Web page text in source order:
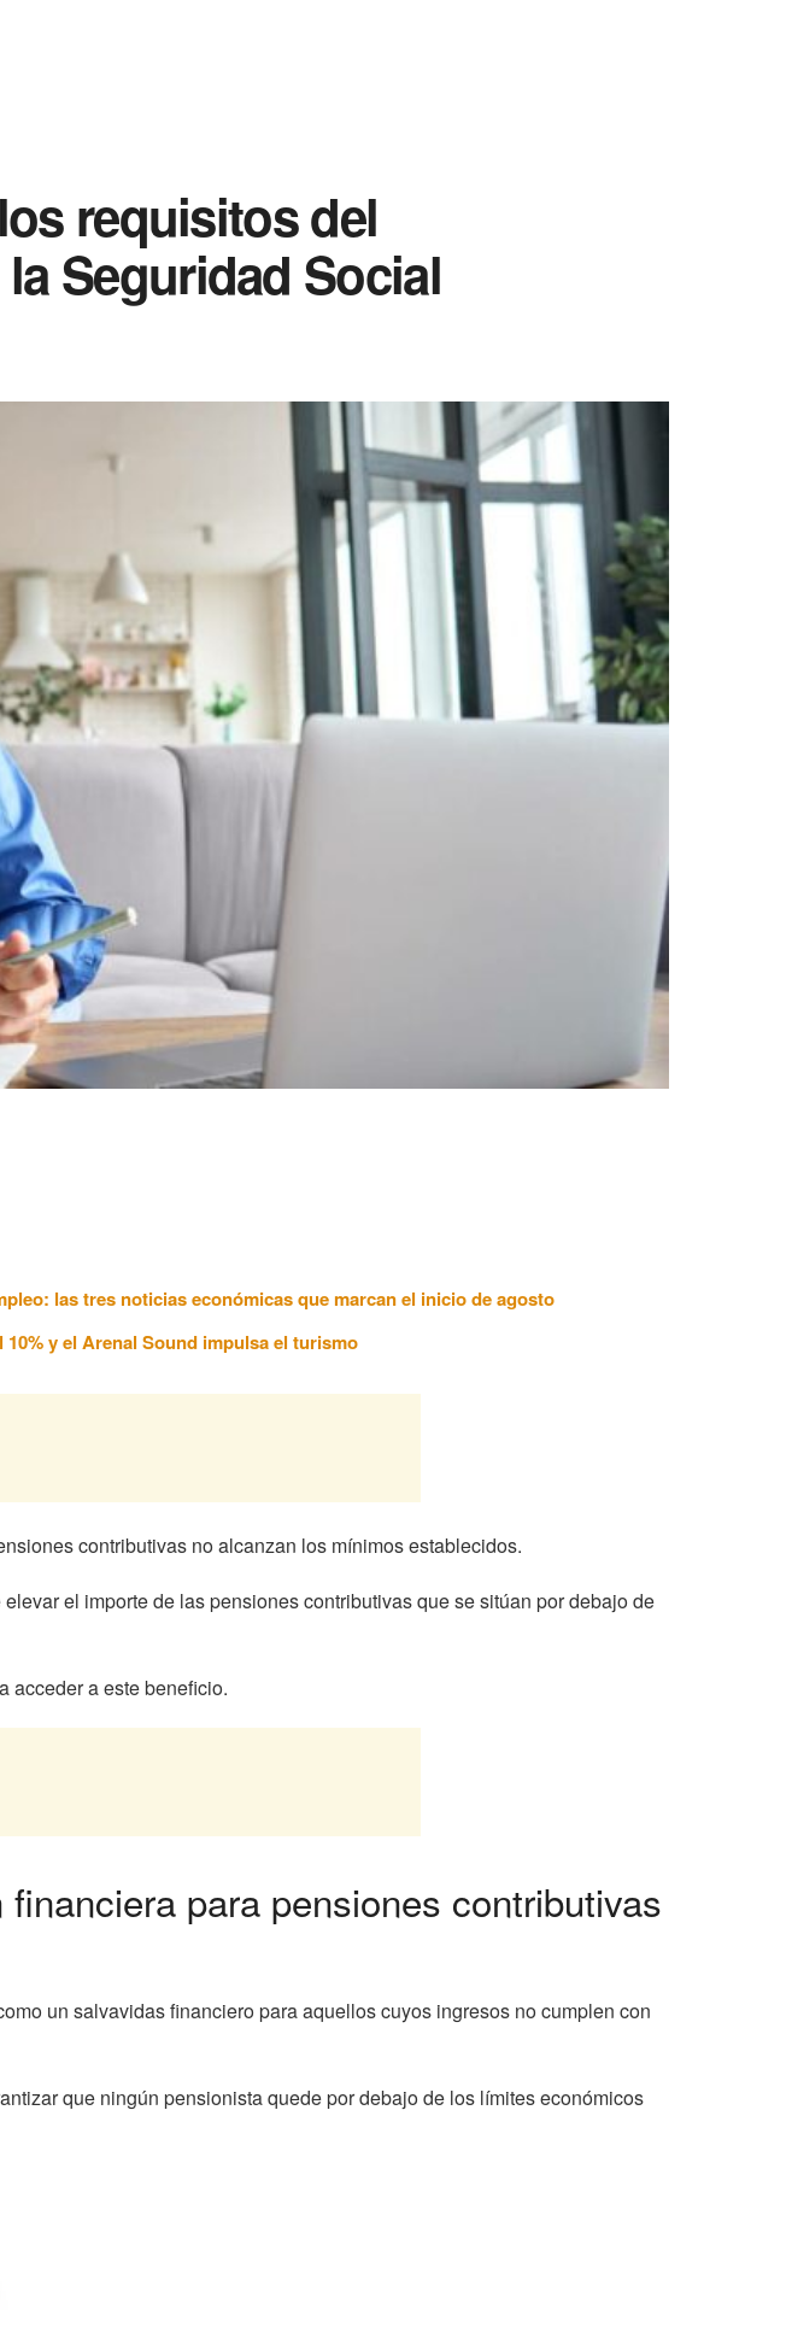
requisitos del
Seguridad Social
las tres noticias económicas que marcan el inicio de agosto
10% y el Arenal Sound impulsa el turismo
contributivas no alcanzan los mínimos establecidos.
el importe de las pensiones contributivas que se sitúan por debajo de
acceder a este beneficio.
para pensiones contributivas
un salvavidas financiero para aquellos cuyos ingresos no cumplen con
que ningún pensionista quede por debajo de los límites económicos